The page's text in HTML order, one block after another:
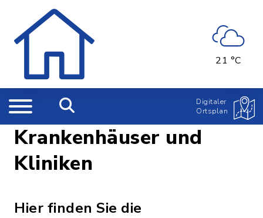
21 °C
Digitaler
Ortsplan
Krankenhäuser und
Kliniken
Hier finden Sie die